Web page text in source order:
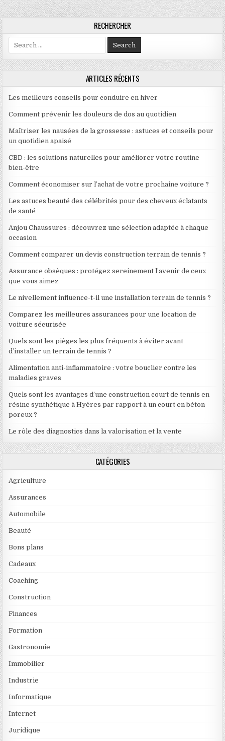
RECHERCHER
Search for:
ARTICLES RÉCENTS
Les meilleurs conseils pour conduire en hiver
Comment prévenir les douleurs de dos au quotidien
Maîtriser les nausées de la grossesse : astuces et conseils pour
un quotidien apaisé
CBD : les solutions naturelles pour améliorer votre routine
bien-être
Comment économiser sur l’achat de votre prochaine voiture ?
Les astuces beauté des célébrités pour des cheveux éclatants
de santé
Anjou Chaussures : découvrez une sélection adaptée à chaque
occasion
Comment comparer un devis construction terrain de tennis ?
Assurance obsèques : protégez sereinement l’avenir de ceux
que vous aimez
Le nivellement influence-t-il une installation terrain de tennis ?
Comparez les meilleures assurances pour une location de
voiture sécurisée
Quels sont les pièges les plus fréquents à éviter avant
d’installer un terrain de tennis ?
Alimentation anti-inflammatoire : votre bouclier contre les
maladies graves
Quels sont les avantages d’une construction court de tennis en
résine synthétique à Hyères par rapport à un court en béton
poreux ?
Le rôle des diagnostics dans la valorisation et la vente
CATÉGORIES
Agriculture
Assurances
Automobile
Beauté
Bons plans
Cadeaux
Coaching
Construction
Finances
Formation
Gastronomie
Immobilier
Industrie
Informatique
Internet
Juridique